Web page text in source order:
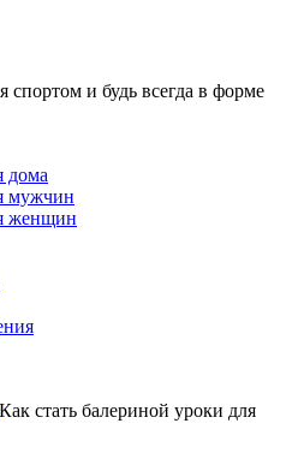
спортом и будь всегда в форме
дома
мужчин
женщин
Как стать балериной уроки для